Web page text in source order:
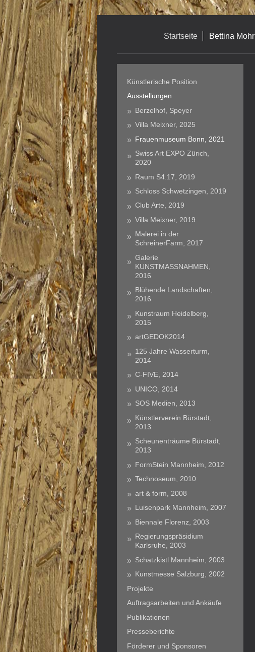
Startseite Bettina Mohr
Künstlerische Position
Ausstellungen
Berzelhof, Speyer
Villa Meixner, 2025
Frauenmuseum Bonn, 2021
Swiss Art EXPO Zürich,
2020
Raum S4.17, 2019
Schloss Schwetzingen, 2019
Club Arte, 2019
Villa Meixner, 2019
Malerei in der
SchreinerFarm, 2017
Galerie
KUNSTMASSNAHMEN,
2016
Blühende Landschaften,
2016
Kunstraum Heidelberg,
2015
artGEDOK2014
125 Jahre Wasserturm,
2014
C-FIVE, 2014
UNICO, 2014
SOS Medien, 2013
Künstlerverein Bürstadt,
2013
Scheunenträume Bürstadt,
2013
FormStein Mannheim, 2012
Technoseum, 2010
art & form, 2008
Luisenpark Mannheim, 2007
Biennale Florenz, 2003
Regierungspräsidium
Karlsruhe, 2003
Schatzkistl Mannheim, 2003
Kunstmesse Salzburg, 2002
Projekte
Auftragsarbeiten und Ankäufe
Publikationen
Presseberichte
Förderer und Sponsoren